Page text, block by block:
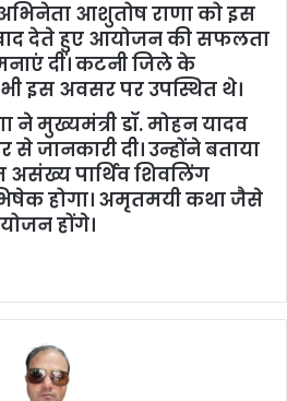
आशुतोष राणा को इस
देते हुए आयोजन की सफलता
दीं। कटनी जिले के
इस अवसर पर उपस्थित थे।
मुख्यमंत्री डॉ. मोहन यादव
से जानकारी दी। उन्होंने बताया
असंख्य पार्थिव शिवलिंग
होगा। अमृतमयी कथा जैसे
होंगे।